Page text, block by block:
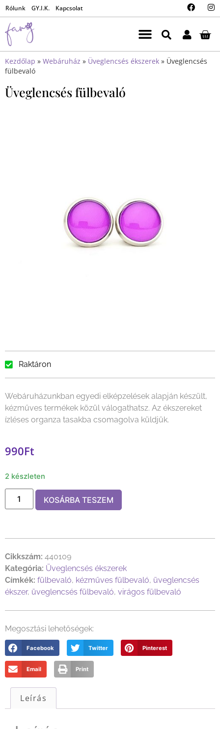
Rólunk GY.I.K. Kapcsolat
Kezdőlap » Webáruház » Üveglencsés ékszerek » Üveglencsés
fülbevaló
Üveglencsés fülbevaló
Raktáron
Webáruházunkban egyedi elképzelések alapján készült,
kézműves termékek közül válogathatsz. Az ékszereket
ízléses organza tasakba csomagolva küldjük.
990Ft
2 készleten
KOSÁRBA TESZEM
Cikkszám: 440109
Kategória: Üveglencsés ékszerek
Címkék: fülbevaló, kézműves fülbevaló, üveglencsés
ékszer, üveglencsés fülbevaló, virágos fülbevaló
Megosztási lehetőségek:
Facebook Twitter Pinterest
Email Print
Leírás